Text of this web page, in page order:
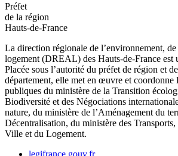
Préfet
de la région
Hauts-de-France
La direction régionale de l’environnement, de
logement (DREAL) des Hauts-de-France est
Placée sous l’autorité du préfet de région et
département, elle met en œuvre et coordonne
publiques du ministère de la Transition
Biodiversité et des Négociations
nature, du ministère de l’Aménagement du
Décentralisation, du ministère des
Ville et du Logement.
legifrance.gouv.fr